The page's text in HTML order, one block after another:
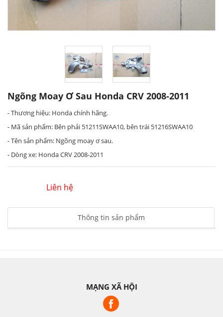
Ngõng Moay Ơ Sau Honda CRV 2008-2011
- Thương hiệu: Honda chính hãng.
- Mã sản phẩm: Bên phải 51211SWAA10, bên trái 51216SWAA10
- Tên sản phẩm: Ngõng moay ơ sau.
- Dòng xe: Honda CRV 2008-2011
Liên hệ
Thông tin sản phẩm
MẠNG XÃ HỘI